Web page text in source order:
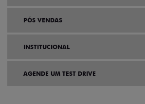
PÓS VENDAS
INSTITUCIONAL
AGENDE UM TEST DRIVE